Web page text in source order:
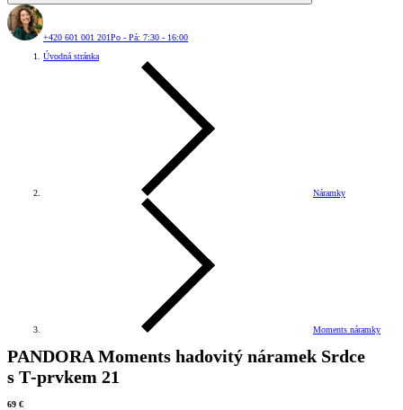
+420 601 001 201Po - Pá: 7:30 - 16:00
Úvodná stránka
Náramky
Moments náramky
PANDORA Moments hadovitý náramek Srdce
s T‑prvkem 21
69 €